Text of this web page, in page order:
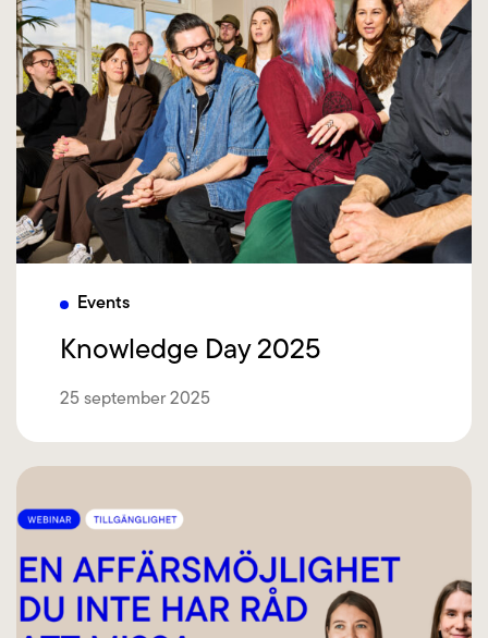
Events
Knowledge Day 2025
25 september 2025